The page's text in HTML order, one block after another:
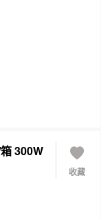
300W
收藏